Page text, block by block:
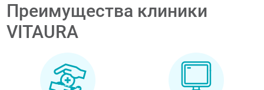
Преимущества клиники
VITAURA